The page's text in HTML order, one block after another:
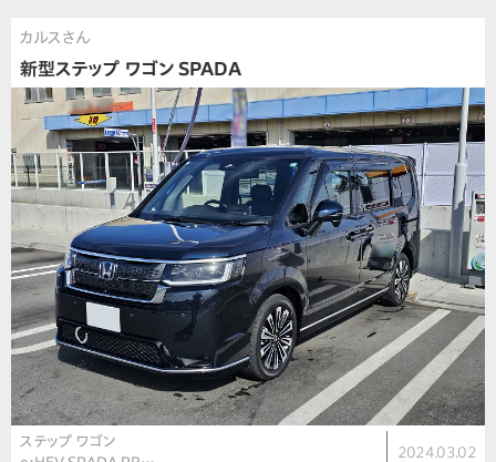
カルスさん
新型ステップ ワゴン SPADA
ステップ ワゴン
2024.03.02